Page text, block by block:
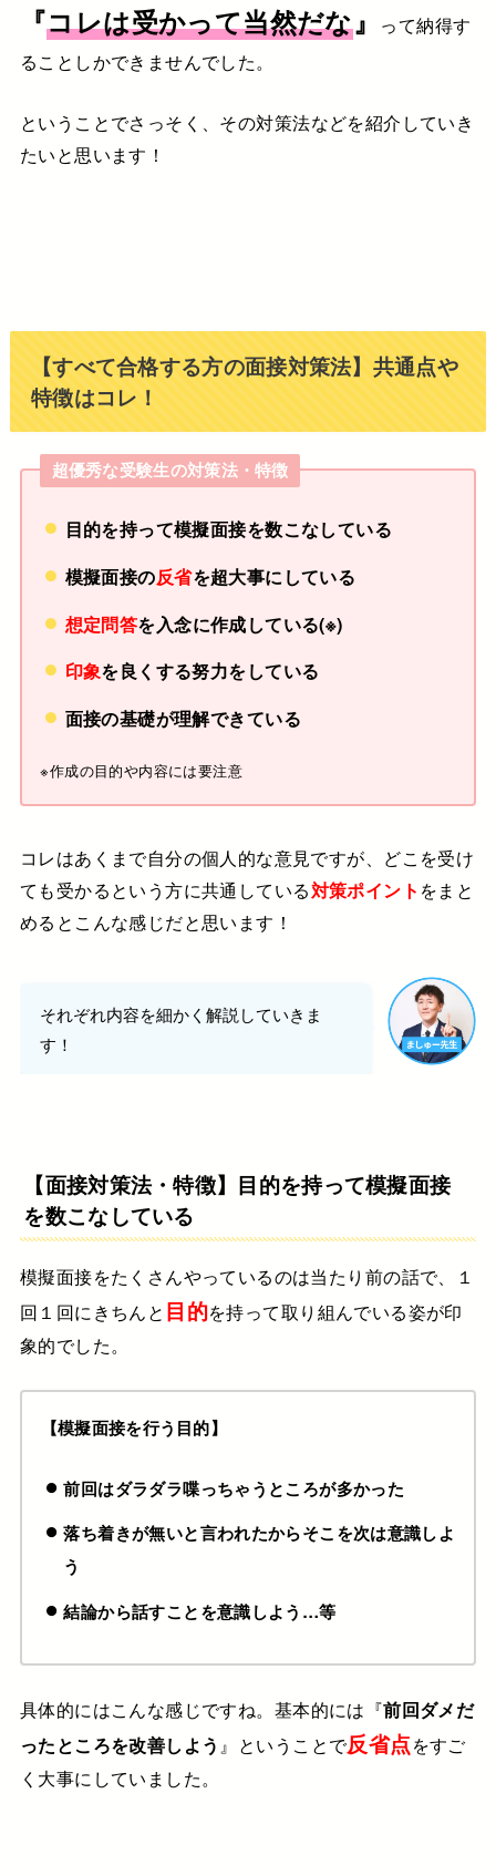
『コレは受かって当然だな』 って納得す
ることしかできませんでした。
ということでさっそく、 その対策法などを紹介していき
たいと思います！
【すべて合格する方の面接対策法】共通点や
特徴はコレ！
超優秀な受験生の対策法・特徴
目的を持って模擬面接を数こなしている
模擬面接の反省を超大事にしている
想定問答を入念に作成している(※)
印象を良くする努力をしている
面接の基礎が理解できている
※作成の目的や内容には要注意
コレはあくまで自分の個人的な意見ですが、どこを受け
ても受かるという方に共通している対策ポイント をまと
めると こんな感じだと思います！
それぞれ内容を細かく解説していきま
す！
【面接対策法・特徴】目的を持って模擬面接
を数こなしている
模擬面接をたくさんやっているのは当たり前の話で、
１
回１回にきちんと 目的を持って取り組んでいる姿が印
象的でした。
【模擬面接を行う目的】
前回はダラダラ喋っちゃうところが多かった
落ち着きが無いと言われたからそこを次は意識しよ
う
結論から話すことを意識しよう…等
具体的にはこんな感じですね。 基本的には『前回ダメだ
ったところを改善しよう 』ということで反省点をすご
く大事にしていました。